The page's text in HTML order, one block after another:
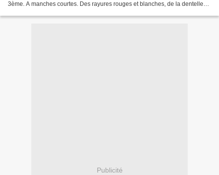
3ème. A manches courtes. Des rayures rouges et blanches, de la dentelle
Publicité